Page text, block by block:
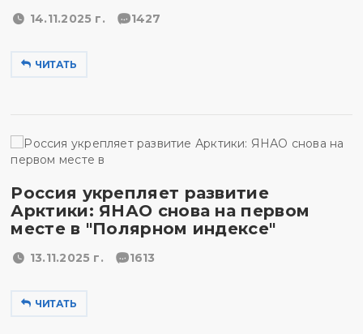
14.11.2025 г. 1427
ЧИТАТЬ
Россия укрепляет развитие
Арктики: ЯНАО снова на первом
месте в "Полярном индексе"
13.11.2025 г. 1613
ЧИТАТЬ